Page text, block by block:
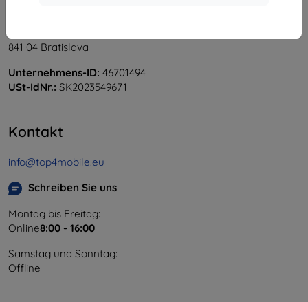
841 04 Bratislava
Unternehmens-ID: 46701494
USt-IdNr.: SK2023549671
Kontakt
info@top4mobile.eu
Schreiben Sie uns
Montag bis Freitag:
Online8:00 - 16:00
Samstag und Sonntag:
Offline